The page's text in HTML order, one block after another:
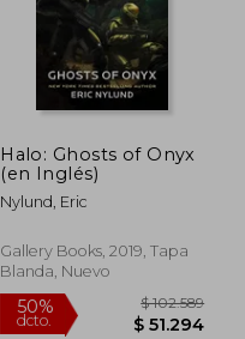
Halo: Ghosts of Onyx
(en Inglés)
Nylund, Eric
Gallery Books, 2019, Tapa
Blanda, Nuevo